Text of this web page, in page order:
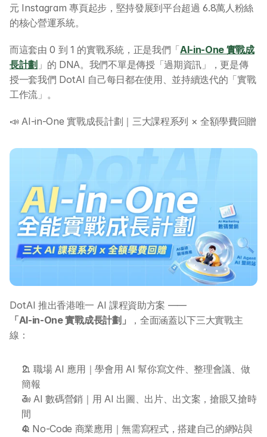
元 Instagram 專頁起步，堅持發展到平台超過 6.8萬人粉絲
的核心營運系統。
而這套由 0 到 1 的實戰系統，正是我們「AI-in-One 實戰成
長計劃 」的 DNA。我們不單是傳授「過期資訊」，更是傳
授一套我們 DotAI 自己每日都在使用、並持續迭代的「實戰
工作流」。
📣 AI-in-One 實戰成長計劃｜三大課程系列 × 全額學費回贈
DotAI 推出香港唯一 AI 課程資助方案 ——
「AI-in-One 實戰成長計劃」
，全面涵蓋以下三大實戰主
線：
📁 職場 AI 應用｜學會用 AI 幫你寫文件、整理會議、做
簡報
📣 AI 數碼營銷｜用 AI 出圖、出片、出文案，搶眼又搶時
間
⚙️ No-Code 商業應用｜無需寫程式，搭建自己的網站與